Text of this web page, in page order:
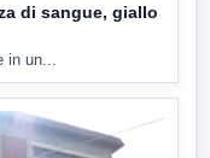
di sangue, giallo
in un...